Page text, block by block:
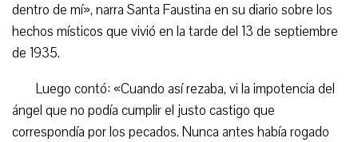
dentro de mí», narra Santa Faustina en su diario sobre los
hechos místicos que vivió en la tarde del 13 de septiembre
de 1935.
Luego contó: «Cuando así rezaba, vi la impotencia del
ángel que no podía cumplir el justo castigo que
correspondía por los pecados. Nunca antes había rogado